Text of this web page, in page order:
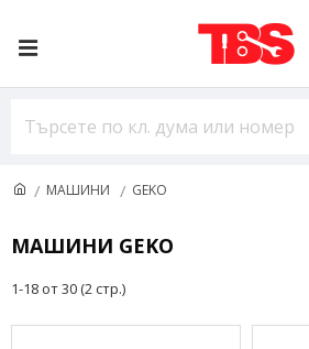
МАШИНИ GEKO
МАШИНИ GEKO
1-18 от 30 (2 стр.)